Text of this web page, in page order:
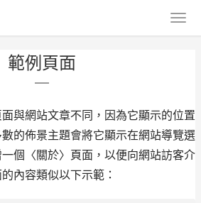
範例頁面
與網站文章不同，因為它顯示的位置
的佈景主題會將它顯示在網站導覽選
個〈關於〉頁面，以便向網站訪客介
內容類似以下示範：